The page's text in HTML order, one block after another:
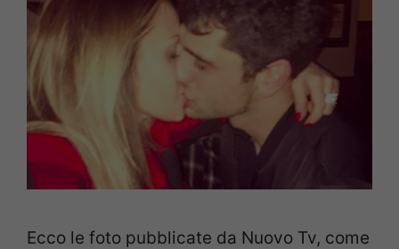
Ecco le foto pubblicate da Nuovo Tv, come